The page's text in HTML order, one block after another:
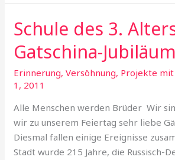
Schule des 3.
Gatschina-Jubiläum
Erinnerung, Versöhnung, Projekte mit
1, 2011
Alle Menschen werden Brüder Wir
wir zu unserem Feiertag sehr liebe
Dies­mal fallen einige Ereignisse
Stadt wurde 215 Jahre, die Rus­sisch-
Schule
des
3.
Alters
in
Jubiläum